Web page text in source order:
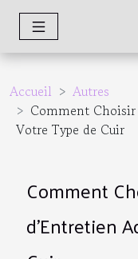
Accueil
Autres
Comment
Votre Type de Cuir
Comment
d'Entretien